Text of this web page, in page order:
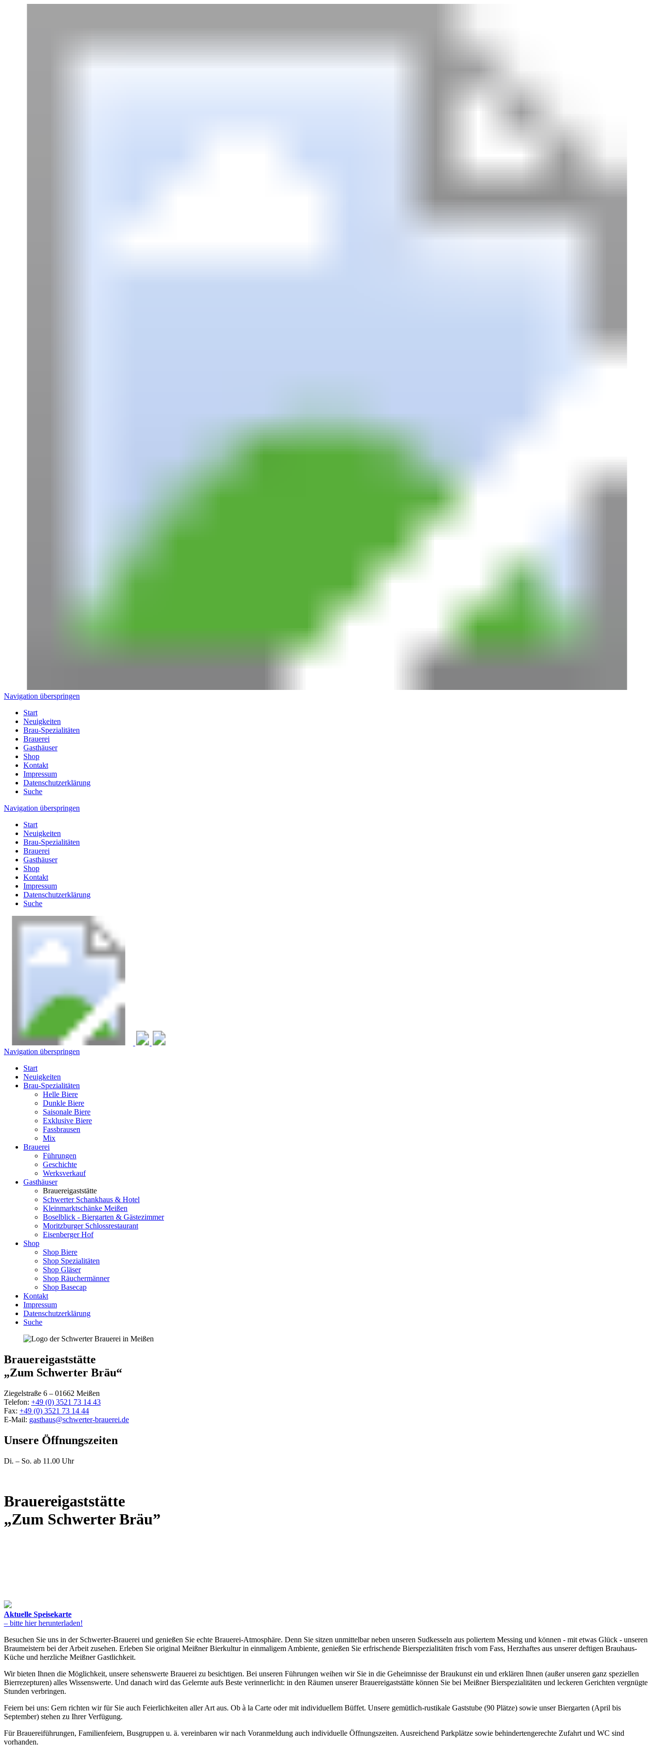
Navigation überspringen
Start
Neuigkeiten
Brau-Spezialitäten
Brauerei
Gasthäuser
Shop
Kontakt
Impressum
Datenschutzerklärung
Suche
Navigation überspringen
Start
Neuigkeiten
Brau-Spezialitäten
Brauerei
Gasthäuser
Shop
Kontakt
Impressum
Datenschutzerklärung
Suche
Navigation überspringen
Start
Neuigkeiten
Brau-Spezialitäten
Helle Biere
Dunkle Biere
Saisonale Biere
Exklusive Biere
Fassbrausen
Mix
Brauerei
Führungen
Geschichte
Werksverkauf
Gasthäuser
Brauereigaststätte
Schwerter Schankhaus & Hotel
Kleinmarktschänke Meißen
Boselblick - Biergarten & Gästezimmer
Moritzburger Schlossrestaurant
Eisenberger Hof
Shop
Shop Biere
Shop Spezialitäten
Shop Gläser
Shop Räuchermänner
Shop Basecap
Kontakt
Impressum
Datenschutzerklärung
Suche
Brauereigaststätte
„Zum Schwerter Bräu“
Ziegelstraße 6 – 01662 Meißen
Telefon: +49 (0) 3521 73 14 43
Fax: +49 (0) 3521 73 14 44
E-Mail: gasthaus@schwerter-brauerei.de
Unsere Öffnungszeiten
Di. – So. ab 11.00 Uhr
Brauereigast­stätte
„Zum Schwerter Bräu”
Aktuelle Speisekarte
– bitte hier herunterladen!
Besuchen Sie uns in der Schwerter-Brauerei und genießen Sie echte Brauerei-Atmosphäre. Denn Sie sitzen unmittelbar neben unseren Sudkesseln aus poliertem Messing und können - mit etwas Glück - unseren
Braumeistern bei der Arbeit zusehen. Erleben Sie original Meißner Bierkultur in einmaligem Ambiente, genießen Sie erfrischende Bierspezialitäten frisch vom Fass, Herzhaftes aus unserer deftigen Brauhaus-
Küche und herzliche Meißner Gastlichkeit.
Wir bieten Ihnen die Möglichkeit, unsere sehenswerte Brauerei zu besichtigen. Bei unseren Führungen weihen wir Sie in die Geheimnisse der Braukunst ein und erklären Ihnen (außer unseren ganz speziellen
Bierrezepturen) alles Wissenswerte. Und danach wird das Gelernte aufs Beste verinnerlicht: in den Räumen unserer Brauereigaststätte können Sie bei Meißner Bierspezialitäten und leckeren Gerichten vergnügte
Stunden verbringen.
Feiern bei uns: Gern richten wir für Sie auch Feierlichkeiten aller Art aus. Ob à la Carte oder mit individuellem Büffet. Unsere gemütlich-rustikale Gaststube (90 Plätze) sowie unser Biergarten (April bis
September) stehen zu Ihrer Verfügung.
Für Brauereiführungen, Familienfeiern, Busgruppen u. ä. vereinbaren wir nach Voranmeldung auch individuelle Öffnungszeiten. Ausreichend Parkplätze sowie behindertengerechte Zufahrt und WC sind
vorhanden.